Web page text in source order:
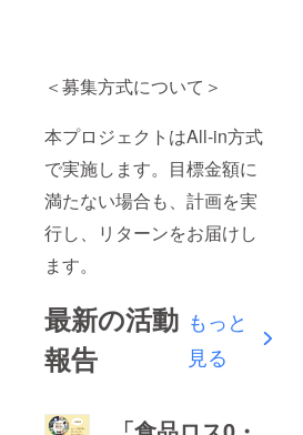
＜募集方式について＞
本プロジェクトはAll-in方式
で実施します。目標金額に
満たない場合も、計画を実
行し、リターンをお届けし
ます。
最新の活動
報告
もっと
見る